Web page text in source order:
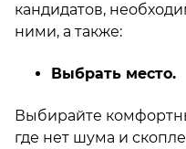
кандидатов,
ними, а также:
Выбрать место.
Выбирайте
где нет шума и